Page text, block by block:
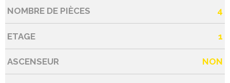
NOMBRE DE PIÈCES 4
ETAGE 1
ASCENSEUR NON